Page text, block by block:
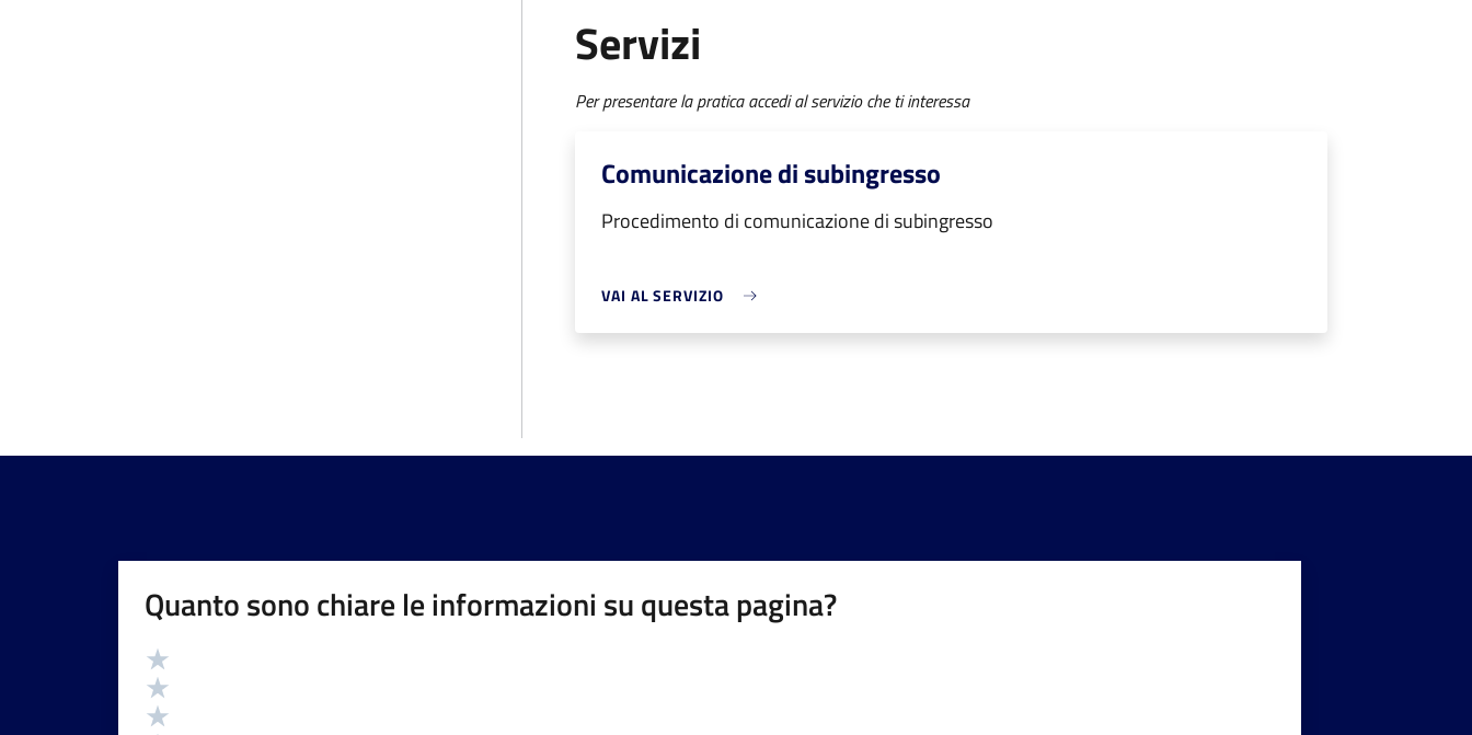
Servizi
Per presentare la pratica accedi al servizio che ti interessa
Comunicazione di subingresso
Procedimento di comunicazione di subingresso
VAI AL SERVIZIO
Quanto sono chiare le informazioni su questa pagina?
Valutazione